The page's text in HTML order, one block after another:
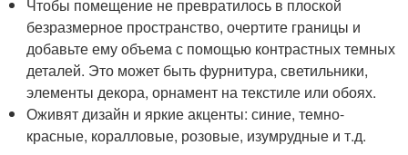
Чтобы помещение не превратилось в плоской
безразмерное пространство, очертите границы и
добавьте ему объема с помощью контрастных темных
деталей. Это может быть фурнитура, светильники,
элементы декора, орнамент на текстиле или обоях.
Оживят дизайн и яркие акценты: синие, темно-
красные, коралловые, розовые, изумрудные и т.д.